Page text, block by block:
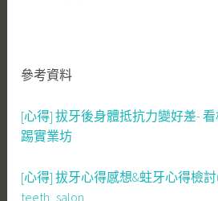
參考資料
[心得] 拔牙後身體抵抗力變好差-
踢實業坊
[心得] 拔牙心得感想&蛀牙心得檢討
teeth_salon